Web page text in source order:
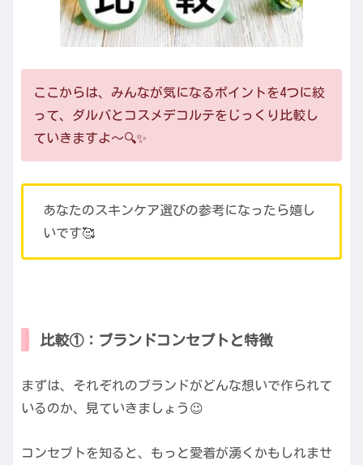
ここからは、みんなが気になるポイントを4つに絞
って、ダルバとコスメデコルテをじっくり比較し
ていきますよ〜🔍✨
あなたのスキンケア選びの参考になったら嬉し
いです🥰
比較①：ブランドコンセプトと特徴
まずは、それぞれのブランドがどんな想いで作られて
いるのか、見ていきましょう😉
コンセプトを知ると、もっと愛着が湧くかもしれませ